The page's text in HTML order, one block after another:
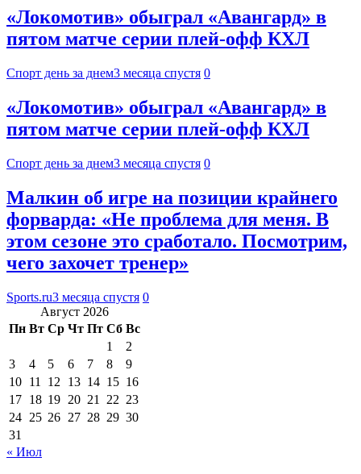
«Локомотив» обыграл «Авангард» в
пятом матче серии плей-офф КХЛ
Спорт день за днем3 месяца спустя 0
«Локомотив» обыграл «Авангард» в
пятом матче серии плей-офф КХЛ
Спорт день за днем3 месяца спустя 0
Малкин об игре на позиции крайнего
форварда: «Не проблема для меня. В
этом сезоне это сработало. Посмотрим,
чего захочет тренер»
Sports.ru3 месяца спустя 0
Август 2026
Пн Вт Ср Чт Пт Сб Вс
1
2
3
4 5 6 7 8
9
10 11 12 13 14 15 16
17 18 19 20 21 22 23
24 25 26 27 28 29 30
31
« Июл